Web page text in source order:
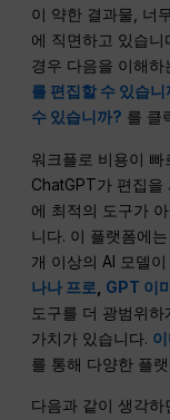
이 약한 결과물, 너
에 직면하고 있습
경우 다음을 이해
를 편집할 수 있습니
수 있습니까? 를 클
워크플로 비용이
ChatGPT가 편집을
에 최적의 도구가
니다. 이 플랫폼에
개 이상의 AI 모델
나나 프로
GPT 이
도구를 더 광범위
가치가 있습니다.
를 통해 다양한 플
다음과 같이 생각하